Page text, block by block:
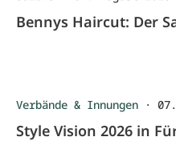
Bennys Haircut: Der
Verbände & Innungen ·
Style Vision 2026 in